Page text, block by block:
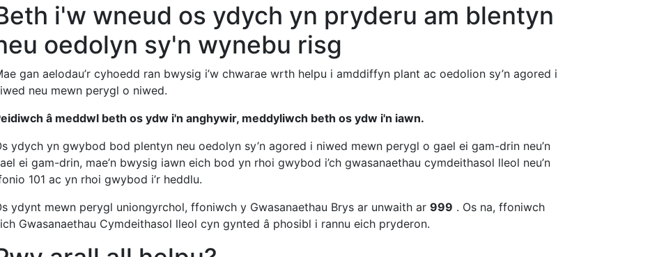
i'w wneud os ydych yn pryderu am blentyn
oedolyn sy'n wynebu risg
gan aelodau’r cyhoedd ran bwysig i’w chwarae wrth helpu i amddiffyn plant ac oedolion sy’n agored i
neu mewn perygl o niwed.
â meddwl beth os ydw i'n anghywir, meddyliwch beth os ydw i'n iawn.
ydych yn gwybod bod plentyn neu oedolyn sy’n agored i niwed mewn perygl o gael ei gam-drin neu’n
ei gam-drin, mae’n bwysig iawn eich bod yn rhoi gwybod i’ch gwasanaethau cymdeithasol lleol neu’n
101 ac yn rhoi gwybod i’r heddlu.
ydynt mewn perygl uniongyrchol, ffoniwch y Gwasanaethau Brys ar unwaith ar 999 . Os na, ffoniwch
Gwasanaethau Cymdeithasol lleol cyn gynted â phosibl i rannu eich pryderon.